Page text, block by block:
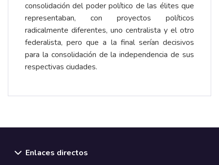
consolidación del poder político de las élites que
representaban, con proyectos políticos
radicalmente diferentes, uno centralista y el otro
federalista, pero que a la final serían decisivos
para la consolidación de la independencia de sus
respectivas ciudades.
Enlaces directos